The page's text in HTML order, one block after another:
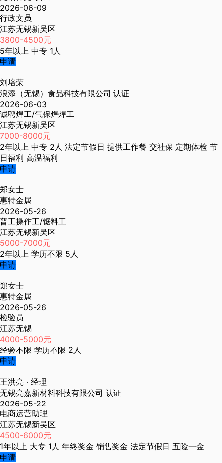
2026-06-09
行政文员
江苏无锡新吴区
3800-4500元
5年以上 中专 1人
申请
刘培荣
浪添（无锡）食品科技有限公司 认证
2026-06-03
诚聘焊工/气保焊焊工
江苏无锡新吴区
7000-8000元
2年以上 中专 2人 法定节假日 提供工作餐 交社保 定期体检 节
日福利 高温福利
申请
郑女士
惠特金属
2026-05-26
普工操作工/锯料工
江苏无锡新吴区
5000-7000元
2年以上 学历不限 5人
申请
郑女士
惠特金属
2026-05-26
检验员
江苏无锡
4000-5000元
经验不限 学历不限 2人
申请
王洪亮 · 经理
无锡亮嘉新材料科技有限公司 认证
2026-05-22
电商运营助理
江苏无锡新吴区
4500-6000元
1年以上 大专 1人 年终奖金 销售奖金 法定节假日 五险一金
申请